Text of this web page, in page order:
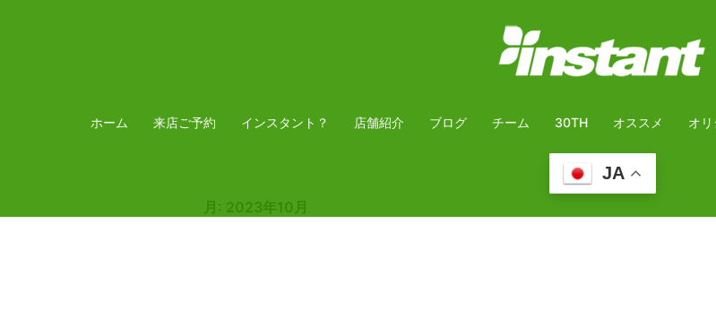
ホーム 来店ご予約 インスタント？ 店舗紹介 ブログ チーム 30TH オススメ オ
JA
月: 2023年10月